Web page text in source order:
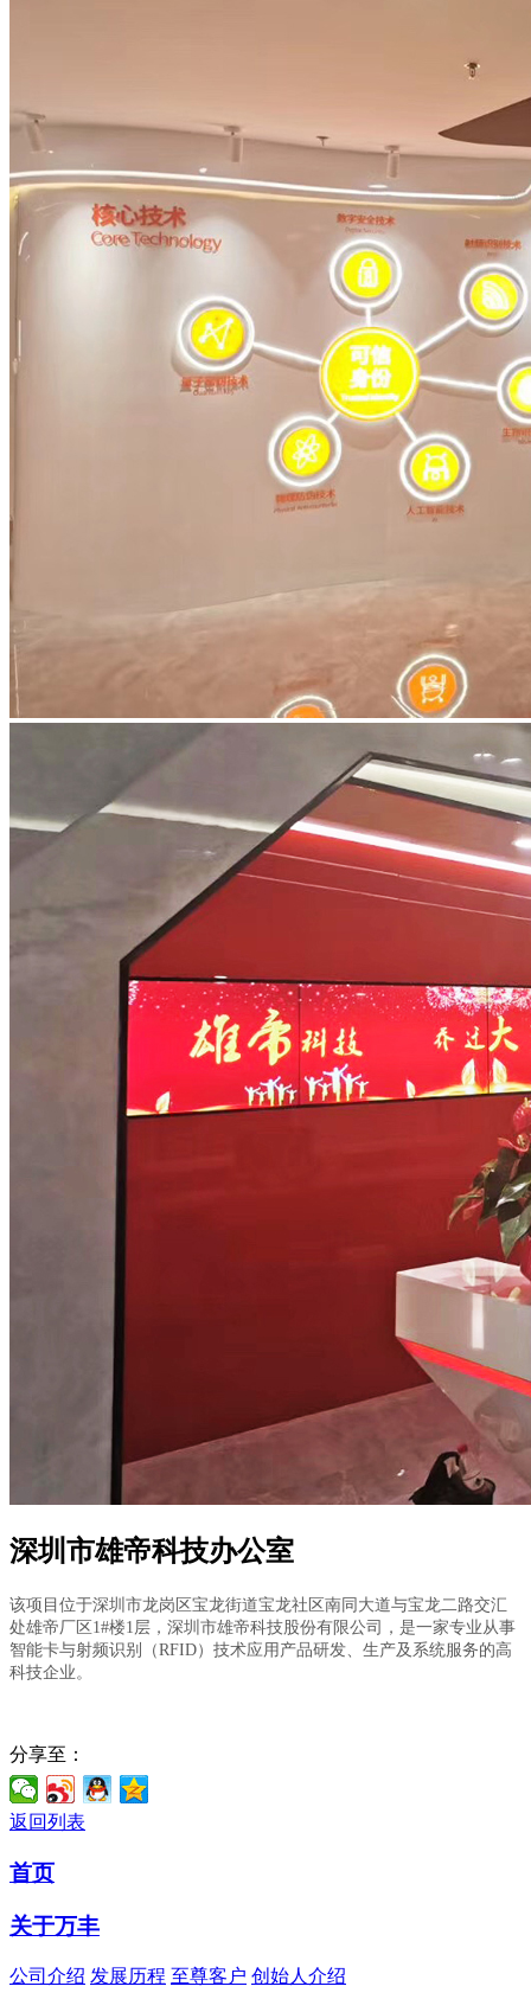
深圳市雄帝科技办公室
该项目位于深圳市龙岗区宝龙街道宝龙社区南同大道与宝龙二路交汇
处雄帝厂区1#楼1层，深圳市雄帝科技股份有限公司，是一家专业从事
智能卡与射频识别（RFID）技术应用产品研发、生产及系统服务的高
科技企业。
分享至：
返回列表
首页
关于万丰
公司介绍 发展历程 至尊客户 创始人介绍